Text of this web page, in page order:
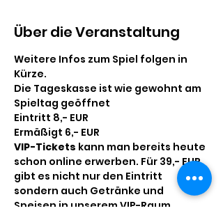
Über die Veranstaltung
Weitere Infos zum Spiel folgen in
Kürze.
Die Tageskasse ist wie gewohnt am
Spieltag geöffnet
Eintritt 8,- EUR
Ermäßigt 6,- EUR
VIP-Tickets kann man bereits heute
schon online erwerben. Für 39,- EUR
gibt es nicht nur den Eintritt
sondern auch Getränke und
Speisen in unserem VIP-Raum.